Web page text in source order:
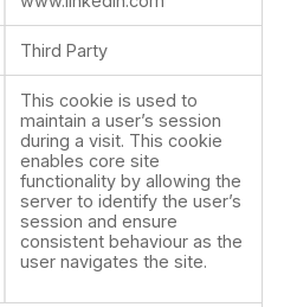
Third Party
This cookie is used to
maintain a user’s session
during a visit. This cookie
enables core site
functionality by allowing the
server to identify the user’s
session and ensure
consistent behaviour as the
user navigates the site.